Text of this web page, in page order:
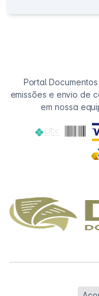
Portal
emissões e envio de
em nossa